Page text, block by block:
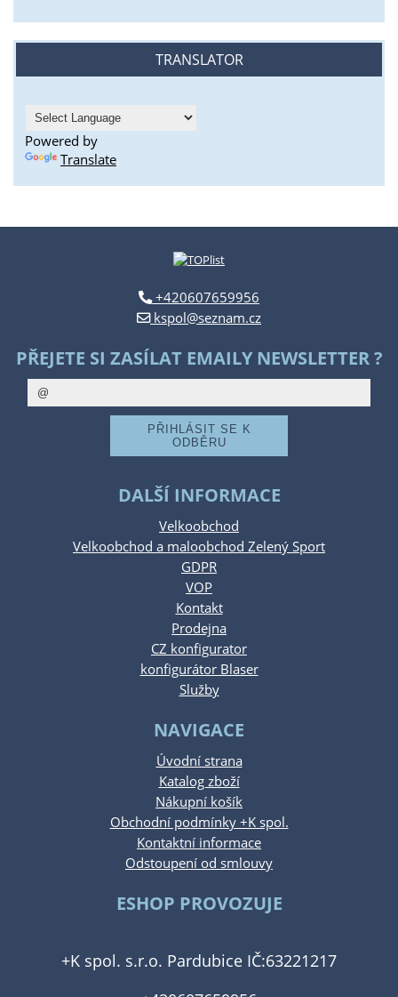
TRANSLATOR
Powered by
Translate
+420607659956
kspol@seznam.cz
PŘEJETE SI ZASÍLAT EMAILY NEWSLETTER ?
DALŠÍ INFORMACE
Velkoobchod
Velkoobchod a maloobchod Zelený Sport
GDPR
VOP
Kontakt
Prodejna
CZ konfigurator
konfigurátor Blaser
Služby
NAVIGACE
Úvodní strana
Katalog zboží
Nákupní košík
Obchodní podmínky +K spol.
Kontaktní informace
Odstoupení od smlouvy
ESHOP PROVOZUJE
+K spol. s.r.o. Pardubice IČ:63221217